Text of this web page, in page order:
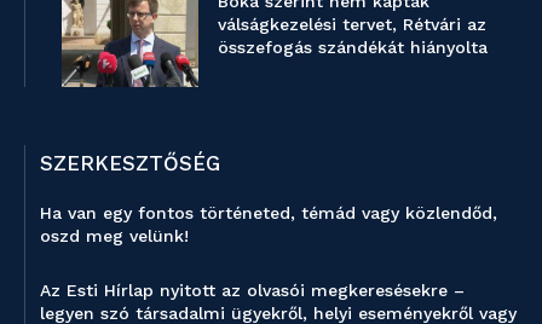
válságkezelési tervet, Rétvári az
összefogás szándékát hiányolta
SZERKESZTŐSÉG
Ha van egy fontos történeted, témád vagy közlendőd,
oszd meg velünk!
Az Esti Hírlap nyitott az olvasói megkeresésekre –
legyen szó társadalmi ügyekről, helyi eseményekről vagy